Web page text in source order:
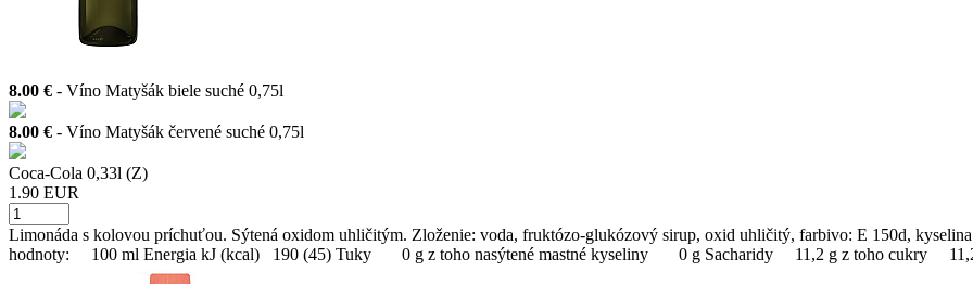
8.00 € - Víno Matyšák biele suché 0,75l
8.00 € - Víno Matyšák červené suché 0,75l
Coca-Cola 0,33l (Z)
1.90 EUR
Limonáda s kolovou príchuťou. Sýtená oxidom uhličitým. Zloženie: voda, fruktózo-glukózový sirup, oxid uhličitý, farbivo: E 150d,
hodnoty: 100 ml Energia kJ (kcal) 190 (45) Tuky 0 g z toho nasýtené mastné kyseliny 0 g Sacharidy 11,2 g z toho